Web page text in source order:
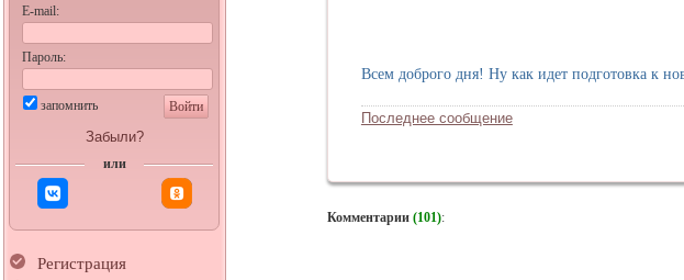
E-mail:
Пароль:
запомнить Войти
Забыли?
или
Регистрация
Всем доброго дня! Ну как идет подготовка к
Последнее сообщение
Комментарии (101):